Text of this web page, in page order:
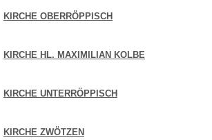
KIRCHE OBERRÖPPISCH
KIRCHE HL. MAXIMILIAN KOLBE
KIRCHE UNTERRÖPPISCH
KIRCHE ZWÖTZEN